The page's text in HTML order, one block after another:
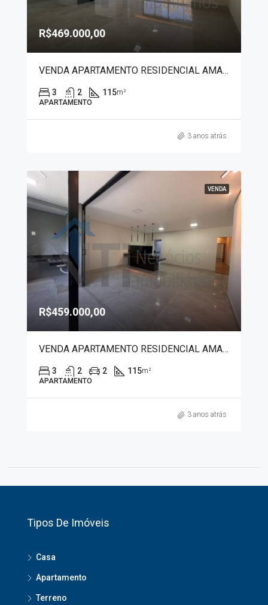
R$469.000,00
VENDA APARTAMENTO RESIDENCIAL AMAZONAS 3792
3 2 115m²
APARTAMENTO
3 anos atrás
VENDA
R$459.000,00
VENDA APARTAMENTO RESIDENCIAL AMAZONAS 3791
3 2 2 115m²
APARTAMENTO
3 anos atrás
Tipos De Imóveis
Casa
Apartamento
Terreno